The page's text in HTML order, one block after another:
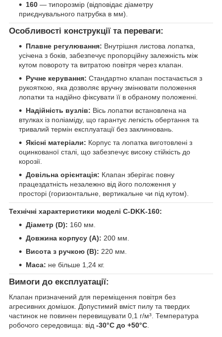
160 — типорозмір (відповідає діаметру
приєднувального патрубка в мм).
Особливості конструкції та переваги:
Плавне регулювання: Внутрішня листова лопатка,
усічена з боків, забезпечує пропорційну залежність між
кутом повороту та витратою повітря через клапан.
Ручне керування: Стандартно клапан постачається з
рукояткою, яка дозволяє вручну змінювати положення
лопатки та надійно фіксувати її в обраному положенні.
Надійність вузлів: Вісь лопатки встановлена на
втулках із поліаміду, що гарантує легкість обертання та
тривалий термін експлуатації без заклинювань.
Якісні матеріали: Корпус та лопатка виготовлені з
оцинкованої сталі, що забезпечує високу стійкість до
корозії.
Довільна орієнтація: Клапан зберігає повну
працездатність незалежно від його положення у
просторі (горизонтальне, вертикальне чи під кутом).
Технічні характеристики моделі C-DKK-160:
Діаметр (D): 160 мм.
Довжина корпусу (A): 200 мм.
Висота з ручкою (B): 220 мм.
Маса: не більше 1,24 кг.
Вимоги до експлуатації:
Клапан призначений для переміщення повітря без
агресивних домішок. Допустимий вміст пилу та твердих
частинок не повинен перевищувати 0,1 г/м³. Температура
робочого середовища: від -30°C до +50°C